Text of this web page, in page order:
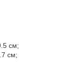
см;
см;